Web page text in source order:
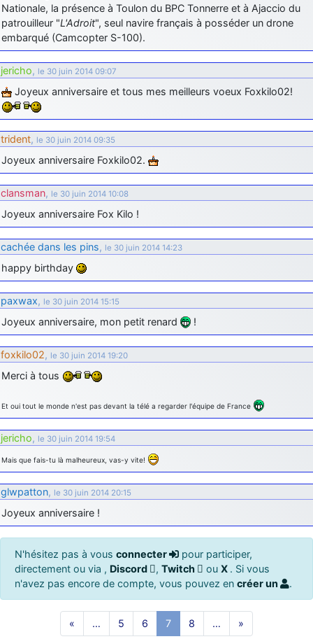
Nationale, la présence à Toulon du BPC Tonnerre et à Ajaccio du
patrouilleur "L'Adroit", seul navire français à posséder un drone
embarqué (Camcopter S-100).
jericho, le 30 juin 2014 09:07
Joyeux anniversaire et tous mes meilleurs voeux Foxkilo02!
trident, le 30 juin 2014 09:35
Joyeux anniversaire Foxkilo02.
clansman, le 30 juin 2014 10:08
Joyeux anniversaire Fox Kilo !
cachée dans les pins, le 30 juin 2014 14:23
happy birthday
paxwax, le 30 juin 2014 15:15
Joyeux anniversaire, mon petit renard !
foxkilo02, le 30 juin 2014 19:20
Merci à tous
Et oui tout le monde n'est pas devant la télé a regarder l'équipe de France
jericho, le 30 juin 2014 19:54
Mais que fais-tu là malheureux, vas-y vite!
glwpatton, le 30 juin 2014 20:15
Joyeux anniversaire !
N'hésitez pas à vous connecter
pour participer,
directement ou via , Discord , Twitch ou X . Si vous
n'avez pas encore de compte, vous pouvez en créer un .
« … 5 6 7 8 … »